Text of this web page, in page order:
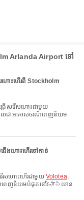
Arlanda Airport ទៅ
ោះហើរពី Stockholm
ជ្រើសរើសហោះជាមួយ
លជាអាកាសចរណ៍ពេញនិយម
ងហោះហើរទៅកាន់
រើសហោះហើរជាមួយ Volotea,
ពេញនិយមបំផុតនៅវిమానយាន